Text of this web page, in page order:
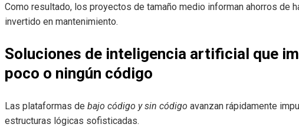
Como resultado, los proyectos de tamaño medio informan ahorros de
invertido en mantenimiento.
Soluciones de inteligencia artificial que
poco o ningún código
Las plataformas de bajo código y sin código avanzan rápidamente
estructuras lógicas sofisticadas.